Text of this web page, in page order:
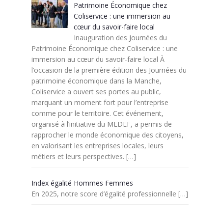
Patrimoine Économique chez
Coliservice : une immersion au
cœur du savoir-faire local
Inauguration des Journées du
Patrimoine Économique chez Coliservice : une
immersion au cœur du savoir-faire local À
l’occasion de la première édition des Journées du
patrimoine économique dans la Manche,
Coliservice a ouvert ses portes au public,
marquant un moment fort pour l’entreprise
comme pour le territoire. Cet événement,
organisé à l’initiative du MEDEF, a permis de
rapprocher le monde économique des citoyens,
en valorisant les entreprises locales, leurs
métiers et leurs perspectives. […]
Index égalité Hommes Femmes
En 2025, notre score d’égalité professionnelle […]